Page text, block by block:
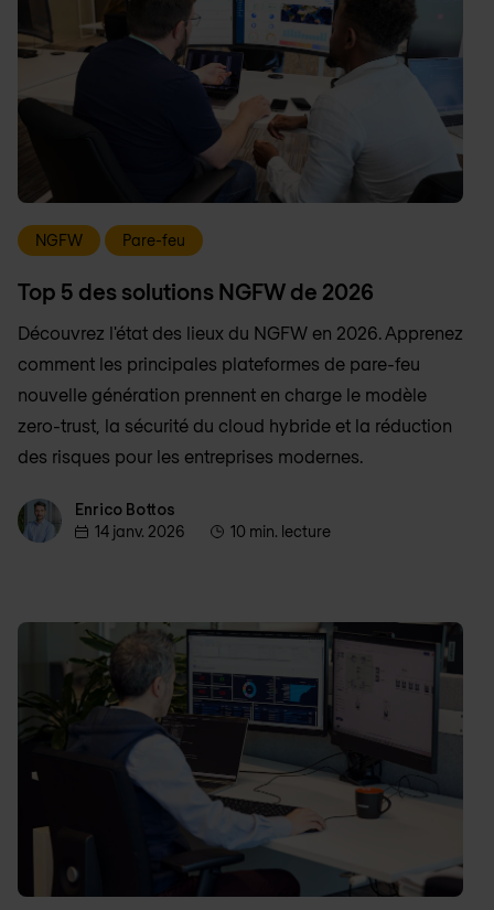
NGFW Pare-feu
Top 5 des solutions NGFW de 2026
Découvrez l'état des lieux du NGFW en 2026. Apprenez
comment les principales plateformes de pare-feu
nouvelle génération prennent en charge le modèle
zero-trust, la sécurité du cloud hybride et la réduction
des risques pour les entreprises modernes.
Enrico BottosEnrico Bottos
14 janv. 2026
10 min. lecture